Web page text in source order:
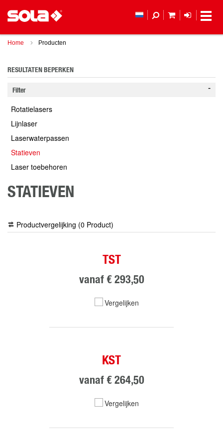
Home Producten
RESULTATEN BEPERKEN
Filter
Rotatielasers
Lijnlaser
Laserwaterpassen
Statieven
Laser toebehoren
STATIEVEN
Productvergelijking (0 Product)
TST
vanaf € 293,50
Vergelijken
KST
vanaf € 264,50
Vergelijken
MIJN LOGIN